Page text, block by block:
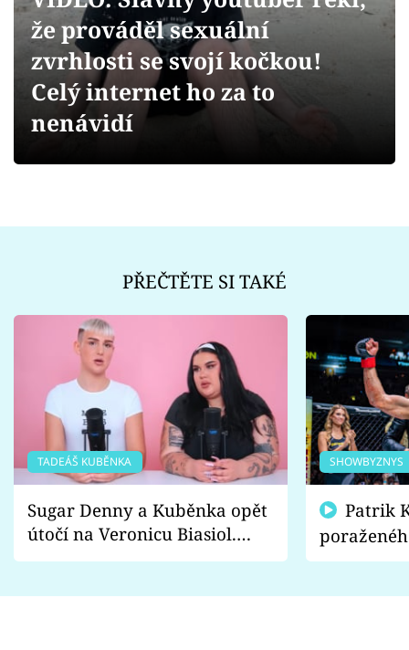
Videa
Sledujte prima+
že prováděl sexuální
zvrhlosti se svojí kočkou!
Celý internet ho za to
nenávidí
PŘEČTĚTE SI TAKÉ
TADEÁŠ KUBĚNKA
Sugar Denny a Kuběnka opět
útočí na Veronicu Biasiol.
Proč je podle nich falešná a
SHOWBYZNYS
fanoušci